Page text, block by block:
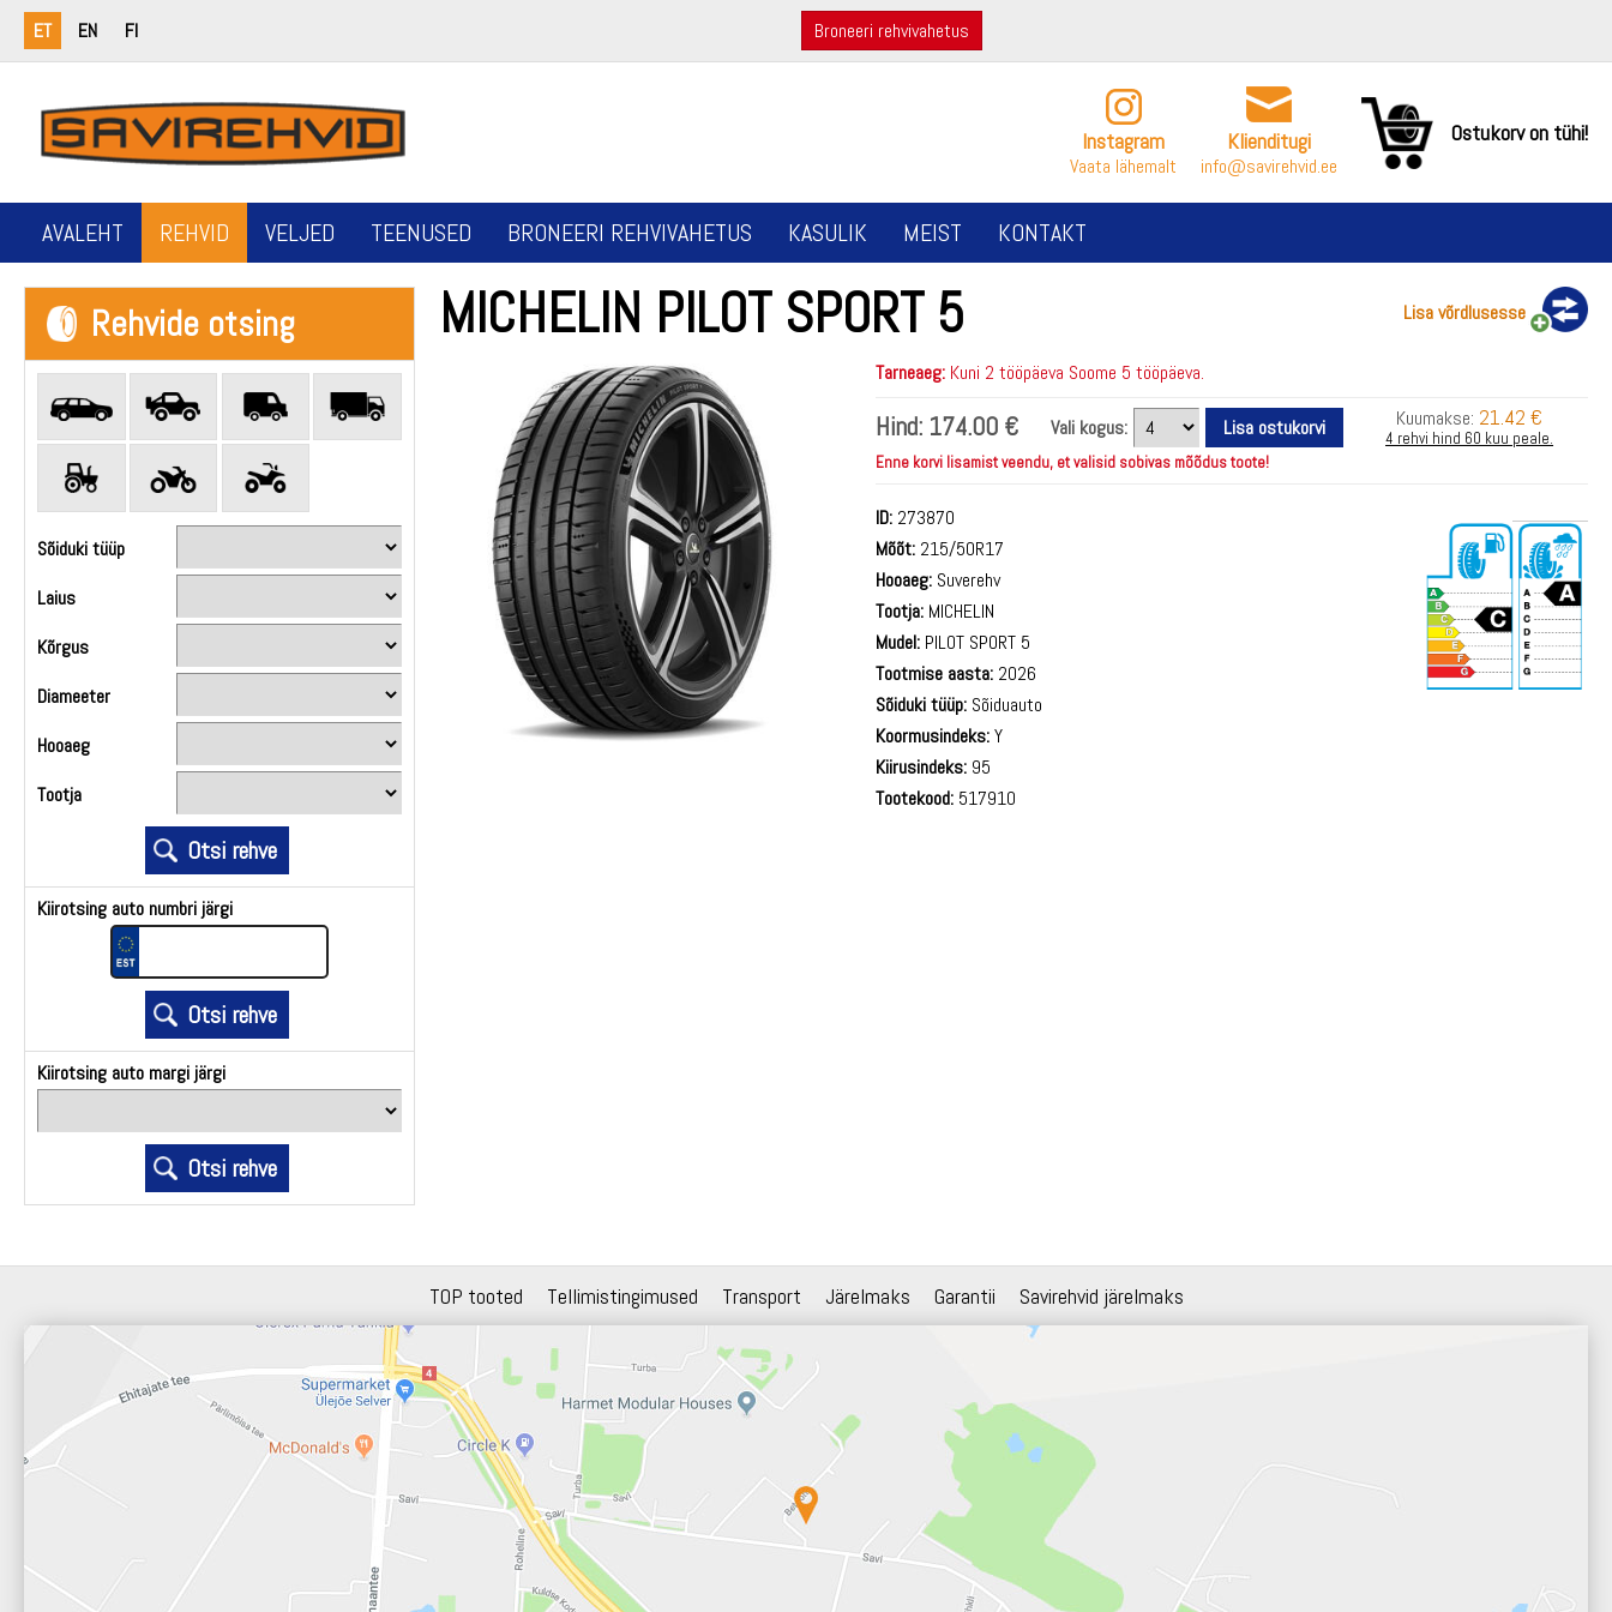
ET EN FI Broneeri rehvivahetus
Instagram
Vaata lähemalt
Klienditugi
info@savirehvid.ee
Ostukorv on tühi!
AVALEHT REHVID VELJED TEENUSED BRONEERI REHVIVAHETUS KASULIK MEIST KONTAKT
Rehvide otsing
Sõiduki tüüp
Laius
Kõrgus
Diameeter
Hooaeg
Tootja
Kiirotsing auto numbri järgi
Kiirotsing auto margi järgi
MICHELIN PILOT SPORT 5 Lisa võrdlusesse
Tarneaeg: Kuni 2 tööpäeva Soome 5 tööpäeva.
Hind: 174.00 € Vali kogus: Kuumakse: 21.42 €
4 rehvi hind 60 kuu peale.
Enne korvi lisamist veendu, et valisid sobivas mõõdus toote!
ID: 273870
Mõõt: 215/50R17
Hooaeg: Suverehv
Tootja: MICHELIN
Mudel: PILOT SPORT 5
Tootmise aasta: 2026
Sõiduki tüüp: Sõiduauto
Koormusindeks:Y
Kiirusindeks: 95
Tootekood: 517910
TOP tooted Tellimistingimused Transport Järelmaks Garantii Savirehvid järelmaks